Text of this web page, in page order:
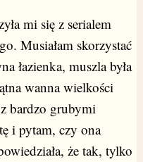
mi się z serialem
Musiałam skorzystać
łazienka, muszla była
wanna wielkości
bardzo grubymi
i pytam, czy ona
że tak, tylko